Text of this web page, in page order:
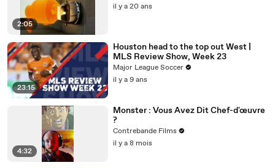
2:05
il y a 20 ans
23:15
Houston head to the top out West |
MLS Review Show, Week 23
Major League Soccer
il y a 9 ans
4:32
Monster : Vous Avez Dit Chef-d'œuvre
?
Contrebande Films
il y a 8 mois